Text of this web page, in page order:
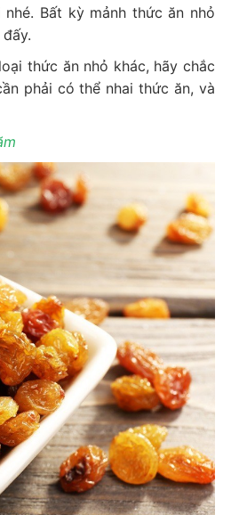
Bất kỳ mảnh thức ăn nhỏ
thức ăn nhỏ khác, hãy chắc
phải có thể nhai thức ăn, và